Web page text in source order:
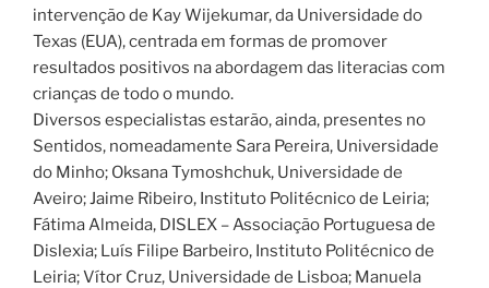
intervenção de Kay Wijekumar, da Universidade do
Texas (EUA), centrada em formas de promover
resultados positivos na abordagem das literacias com
crianças de todo o mundo.
Diversos especialistas estarão, ainda, presentes no
Sentidos, nomeadamente Sara Pereira, Universidade
do Minho; Oksana Tymoshchuk, Universidade de
Aveiro; Jaime Ribeiro, Instituto Politécnico de Leiria;
Fátima Almeida, DISLEX – Associação Portuguesa de
Dislexia; Luís Filipe Barbeiro, Instituto Politécnico de
Leiria; Vítor Cruz, Universidade de Lisboa; Manuela